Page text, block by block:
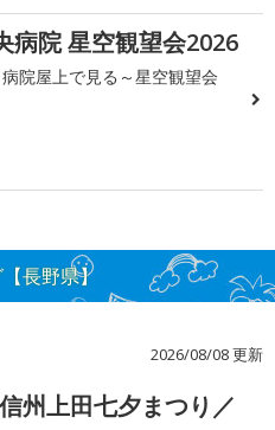
病院 星空観望会2026
院屋上で見る～星空観望会
長野県】
2026/08/08 更新
州上田七夕まつり／